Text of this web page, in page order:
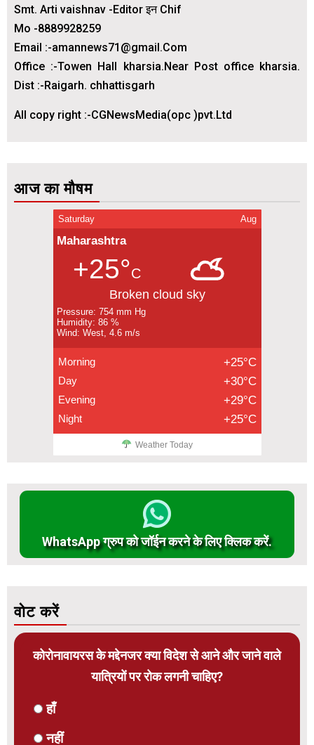
Smt. Arti vaishnav -Editor इन Chif
Mo -8889928259
Email :-amannews71@gmail.Com
Office :-Towen Hall kharsia.Near Post office kharsia.
Dist :-Raigarh. chhattisgarh
All copy right :-CGNewsMedia(opc )pvt.Ltd
आज का मौषम
Saturday Aug
Maharashtra
+25°C
Broken cloud sky
Pressure: 754 mm Hg
Humidity: 86 %
Wind: West, 4.6 m/s
Morning +25°C
Day +30°C
Evening +29°C
Night +25°C
Weather Today
WhatsApp ग्रुप को जॉईन करने के लिए क्लिक करें.
वोट करें
कोरोनावायरस के मद्देनजर क्या विदेश से आने और जाने वाले
यात्रियों पर रोक लगनी चाहिए?
हाँ
नहीं